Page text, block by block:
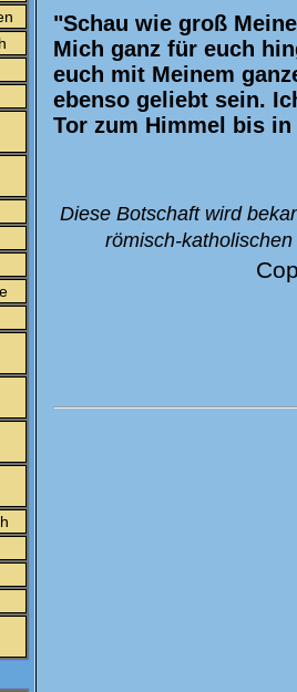
"Schau wie groß
Mich ganz für euch
euch mit Meinem
ebenso geliebt sein.
Tor zum Himmel bis
Diese Botschaft wird
römisch-